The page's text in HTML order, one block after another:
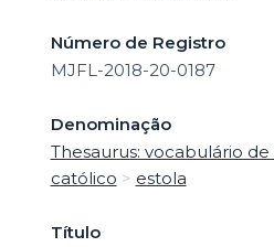
Número de Registro
MJFL-2018-20-0187
Denominação
Thesaurus: vocabulário
católico > estola
Título